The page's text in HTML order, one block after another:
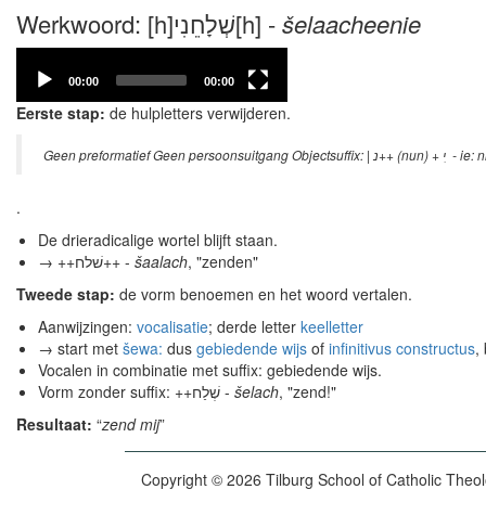
Werkwoord: [h]שְׁלָחֵנִי[h] -šelaacheenie
Player
00:00 00:00
Eerste stap: de hulpletters verwijderen.
Geen preformatief Geen persoonsuitgang Objectsuffix: | נ++ (nun) + -ie:
.
De drieradicalige wortel blijft staan.
→ ++שׁלח++ - šaalach, "zenden"
Tweede stap: de vorm benoemen en het woord vertalen.
Aanwijzingen: vocalisatie; derde letter keelletter
→ start met šewa: dus gebiedende wijs of infinitivus constructus,
Vocalen in combinatie met suffix: gebiedende wijs.
Vorm zonder suffix: ++שְׁלַח - šelach, "zend!"
Resultaat: “zend mij”
Copyright © 2026 Tilburg School of Catholic